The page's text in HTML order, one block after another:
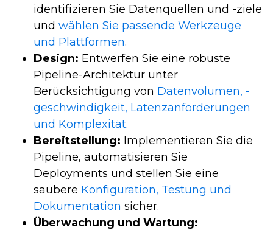
identifizieren Sie Datenquellen und -ziele
und wählen Sie passende Werkzeuge
und Plattformen.
Design: Entwerfen Sie eine robuste
Pipeline-Architektur unter
Berücksichtigung von Datenvolumen, -
geschwindigkeit, Latenzanforderungen
und Komplexität.
Bereitstellung: Implementieren Sie die
Pipeline, automatisieren Sie
Deployments und stellen Sie eine
saubere Konfiguration, Testung und
Dokumentation sicher.
Überwachung und Wartung: